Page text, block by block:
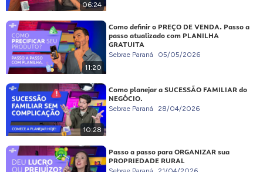
06:24
11:20
Como definir o PREÇO DE VENDA. Passo a
passo atualizado com PLANILHA
GRATUITA
Sebrae Paraná 05/05/2026
10:28
Como planejar a SUCESSÃO FAMILIAR do
NEGÓCIO.
Sebrae Paraná 28/04/2026
Passo a passo para ORGANIZAR sua
PROPRIEDADE RURAL